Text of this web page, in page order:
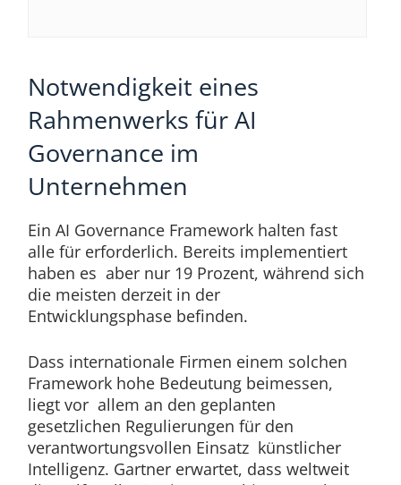
Notwendigkeit eines
Rahmenwerks für AI
Governance im
Unternehmen
Ein AI Governance Framework halten fast
alle für erforderlich. Bereits implementiert
haben es aber nur 19 Prozent, während sich
die meisten derzeit in der
Entwicklungsphase befinden.
Dass internationale Firmen einem solchen
Framework hohe Bedeutung beimessen,
liegt vor allem an den geplanten
gesetzlichen Regulierungen für den
verantwortungsvollen Einsatz künstlicher
Intelligenz. Gartner erwartet, dass weltweit